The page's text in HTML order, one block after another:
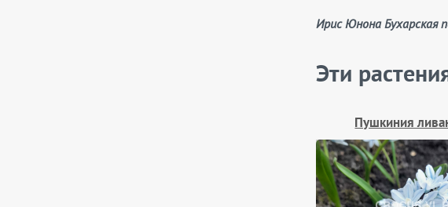
Ирис Юнона Бухарская
Эти
Пушкиния